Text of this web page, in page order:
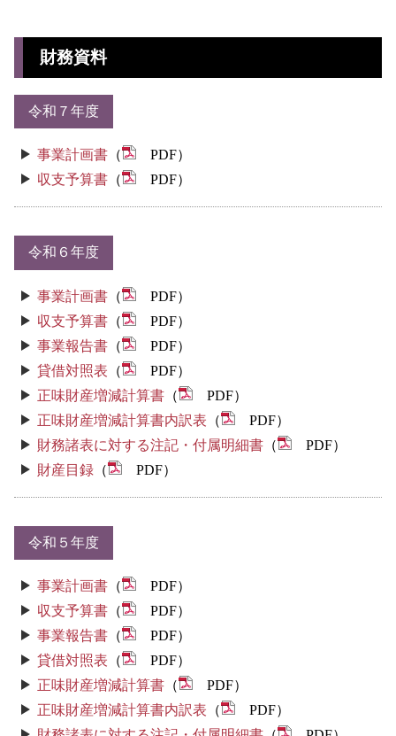
財務資料
令和７年度
事業計画書 （
PDF）
収支予算書 （ PDF）
令和６年度
事業計画書 （
PDF）
収支予算書 （
PDF）
事業報告書 （
PDF）
貸借対照表 （
PDF）
正味財産増減計算書 （
PDF）
正味財産増減計算書内訳表 （
PDF）
財務諸表に対する注記・付属明細書 （
PDF）
財産目録 （ PDF）
令和５年度
事業計画書 （
PDF）
収支予算書 （
PDF）
事業報告書 （
PDF）
貸借対照表 （
PDF）
正味財産増減計算書 （
PDF）
正味財産増減計算書内訳表 （
PDF）